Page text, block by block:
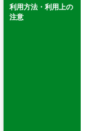
利用方法・利用上の
注意